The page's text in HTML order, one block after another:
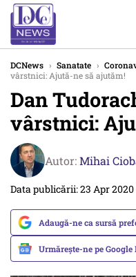
DCNews › Sanatate ›
vârstnici: Ajută-ne să ajutăm!
Dan
vârstnici:
Autor:Mihai
Data publicării: 23 Apr 2020
Adaugă-ne ca sursă
Urmărește-ne pe Google